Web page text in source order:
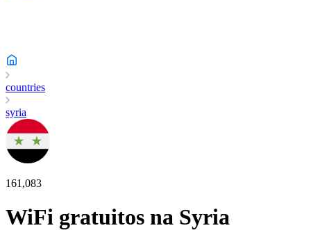
countries
syria
161,083
WiFi gratuitos na Syria